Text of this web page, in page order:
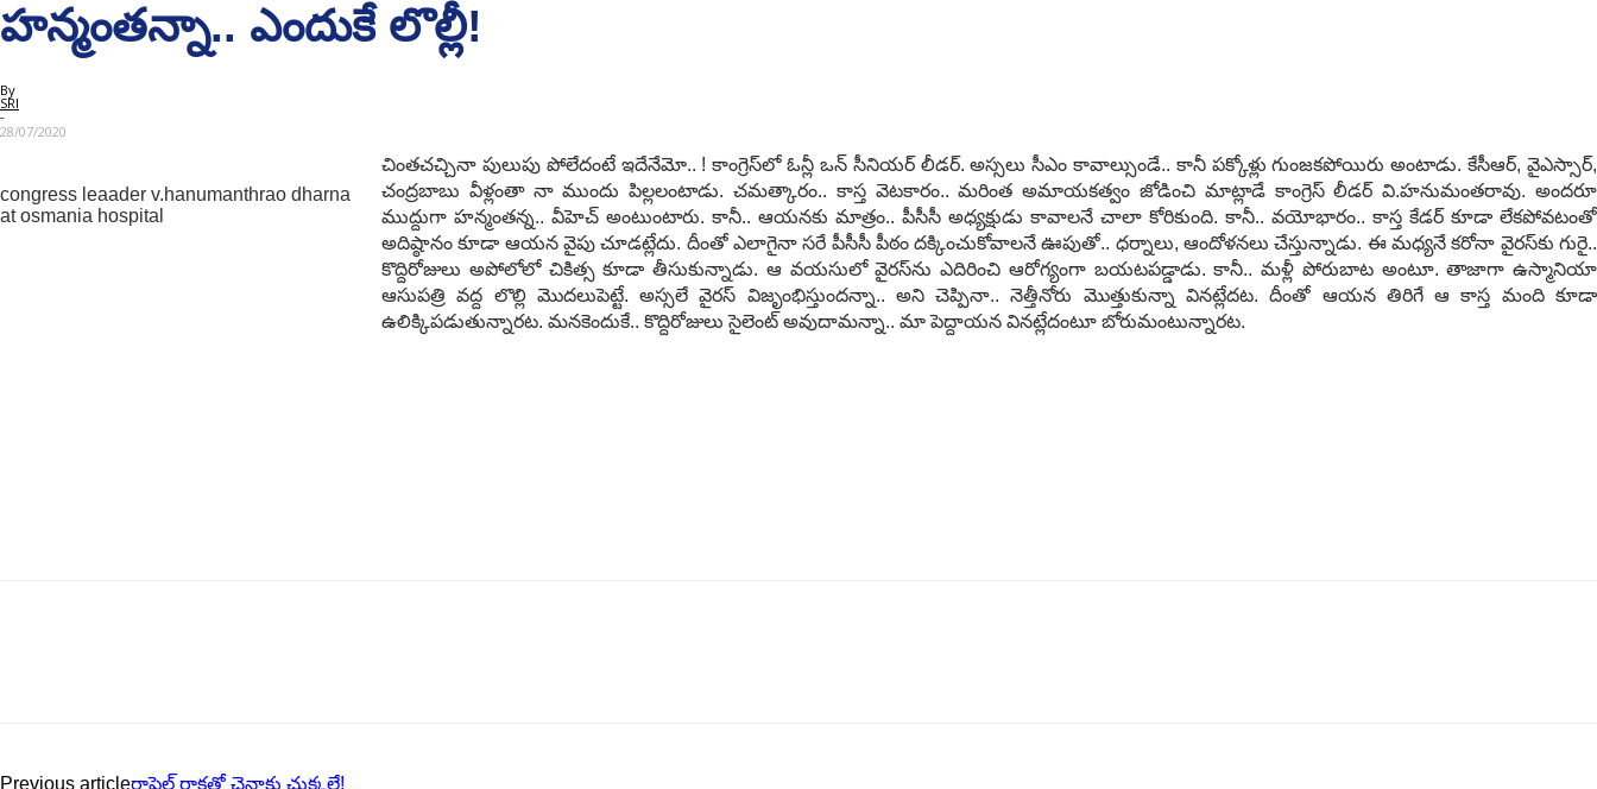
హ‌న్మంత‌న్నా.. ఎందుకే లొల్లీ!
By
SRI
-
28/07/2020
congress leaader v.hanumanthrao dharna
at osmania hospital
చింత‌చచ్చినా పులుపు పోలేదంటే ఇదేనేమో.. ! కాంగ్రెస్‌లో ఓన్లీ ఒన్ సీనియ‌ర్ లీడ‌ర్‌. అస్సలు సీఎం కావాల్సుండే.. కానీ ప‌క్కోళ్లు గుంజ‌క‌పోయిరు అంటాడు. కేసీఆర్‌, వైఎస్సార్‌,
చంద్ర‌బాబు వీళ్లంతా నా ముందు పిల్ల‌లంటాడు. చ‌మ‌త్కారం.. కాస్త వెట‌కారం.. మ‌రింత అమాయ‌క‌త్వం జోడించి మాట్లాడే కాంగ్రెస్ లీడ‌ర్ వి.హ‌నుమంత‌రావు. అందరూ
ముద్దుగా హ‌న్మంత‌న్న‌.. వీహెచ్ అంటుంటారు. కానీ.. ఆయ‌న‌కు మాత్రం.. పీసీసీ అధ్య‌క్షుడు కావాల‌నే చాలా కోరికుంది. కానీ.. వ‌యోభారం.. కాస్త కేడ‌ర్ కూడా లేక‌పోవ‌టంతో
అదిష్ఠానం కూడా ఆయ‌న వైపు చూడ‌ట్లేదు. దీంతో ఎలాగైనా సరే పీసీసీ పీఠం ద‌క్కించుకోవాల‌నే ఊపుతో.. ధ‌ర్నాలు, ఆందోళ‌న‌లు చేస్తున్నాడు. ఈ మ‌ధ్య‌నే క‌రోనా వైర‌స్‌కు గురై..
కొద్దిరోజులు అపోలోలో చికిత్స కూడా తీసుకున్నాడు. ఆ వ‌య‌సులో వైర‌స్‌ను ఎదిరించి ఆరోగ్యంగా బ‌య‌ట‌ప‌డ్డాడు. కానీ.. మ‌ళ్లీ పోరుబాట అంటూ. తాజాగా ఉస్మానియా
ఆసుప‌త్రి వ‌ద్ద లొల్లి మొద‌లుపెట్టే. అస్స‌లే వైర‌స్ విజృంభిస్తుంద‌న్నా.. అని చెప్పినా.. నెత్తీనోరు మొత్తుకున్నా విన‌ట్లేద‌ట‌. దీంతో ఆయ‌న తిరిగే ఆ కాస్త మంది కూడా
ఉలిక్కిప‌డుతున్నార‌ట‌. మ‌న‌కెందుకే.. కొద్దిరోజులు సైలెంట్ అవుదామ‌న్నా.. మా పెద్దాయ‌న విన‌ట్లేదంటూ బోరుమంటున్నార‌ట‌.
Previous articleరాఫెల్ రాక‌తో చైనాకు చుక్క‌లే!